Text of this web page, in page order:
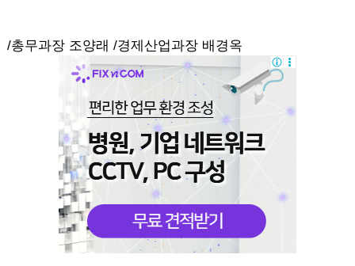
/총무과장 조양래 /경제산업과장 배경옥